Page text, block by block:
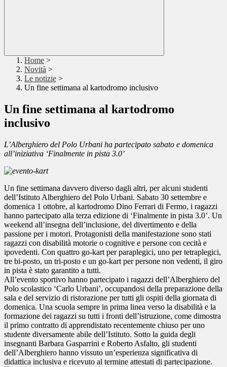
Home >
Novità >
Le notizie >
Un fine settimana al kartodromo inclusivo
Un fine settimana al kartodromo
inclusivo
L’Alberghiero del Polo Urbani ha partecipato sabato e domenica
all’iniziativa ‘Finalmente in pista 3.0’
Un fine settimana davvero diverso dagli altri, per alcuni studenti
dell’Istituto Alberghiero del Polo Urbani. Sabato 30 settembre e
domenica 1 ottobre, al kartodromo Dino Ferrari di Fermo, i ragazzi
hanno partecipato alla terza edizione di ‘Finalmente in pista 3.0’. Un
weekend all’insegna dell’inclusione, del divertimento e della
passione per i motori. Protagonisti della manifestazione sono stati
ragazzi con disabilità motorie o cognitive e persone con cecità e
ipovedenti. Con quattro go-kart per paraplegici, uno per tetraplegici,
tre bi-posto, un tri-posto e un go-kart per persone non vedenti, il giro
in pista è stato garantito a tutti.
All’evento sportivo hanno partecipato i ragazzi dell’Alberghiero del
Polo scolastico ‘Carlo Urbani’, occupandosi della preparazione della
sala e del servizio di ristorazione per tutti gli ospiti della giornata di
domenica. Una scuola sempre in prima linea verso la disabilità e la
formazione dei ragazzi su tutti i fronti dell’istruzione, come dimostra
il primo contratto di apprendistato recentemente chiuso per uno
studente diversamente abile dell’Istituto. Sotto la guida degli
insegnanti Barbara Gasparrini e Roberto Asfalto, gli studenti
dell’Alberghiero hanno vissuto un’esperienza significativa di
didattica inclusiva e ricevuto al termine attestati di partecipazione.